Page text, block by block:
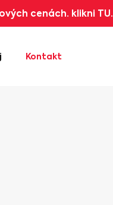
cenách. klikni TU.
Kontakt